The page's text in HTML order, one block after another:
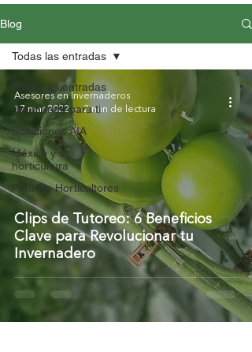
Blog
Todas las entradas
Del mundo para ti
Soluciones AIA
México y su
horticultura
Para No Horticultores
Todas las entradas
Clips de Tutoreo: 6 Beneficios
Clave para Revolucionar tu
Invernadero
Asesores en Invernaderos
17 mar 2022
2 min de lectura